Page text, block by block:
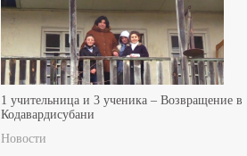
1 учительница и 3 ученика – Возвращение в
Кодавардисубани
Новости